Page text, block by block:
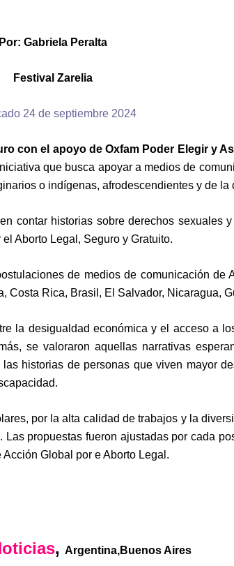
Por: Gabriela Peralta
Festival Zarelia
24 de septiembre 2024
con el apoyo de Oxfam Poder Elegir y
que busca apoyar a medios de
o indígenas, afrodescendientes y de la
contar historias sobre derechos sexuales
Aborto Legal, Seguro y Gratuito.
de medios de comunicación de
Rica, Brasil, El Salvador, Nicaragua,
la desigualdad económica y el acceso a
se valoraron aquellas narrativas
historias de personas que viven mayor
por la alta calidad de trabajos y la
propuestas fueron ajustadas por cada
Global por e Aborto Legal.
, Argentina,Buenos Aires